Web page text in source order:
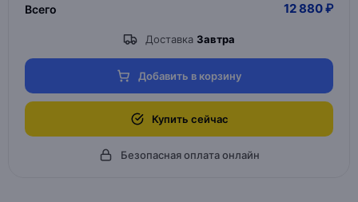
Всего 12 880 ₽
Доставка Завтра
Добавить в корзину
Купить сейчас
Безопасная оплата онлайн